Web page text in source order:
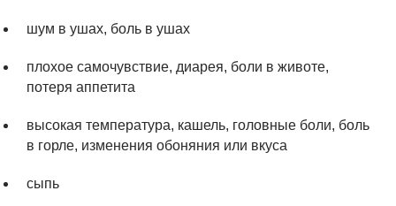
шум в ушах, боль в ушах
плохое самочувствие, диарея, боли в животе,
потеря аппетита
высокая температура, кашель, головные боли, боль
в горле, изменения обоняния или вкуса
сыпь